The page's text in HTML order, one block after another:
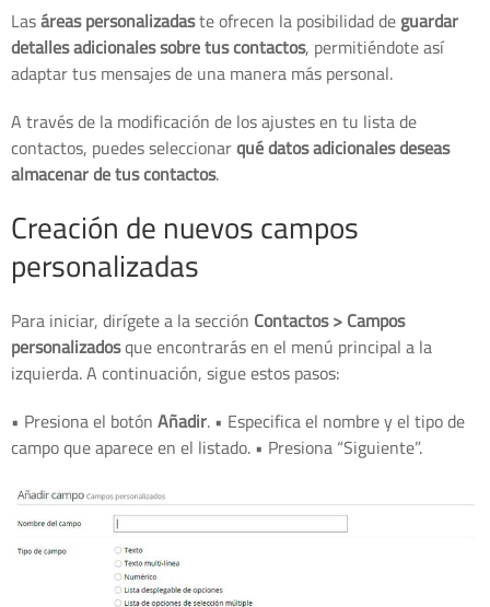
Lasáreas personalizadaste ofrecen la posibilidad deguardar
detalles adicionales sobre tus contactos, permitiéndote así
adaptar tus mensajes de una manera más personal.
A través de la modificación de los ajustes en tu lista de
contactos, puedes seleccionarqué datos adicionales deseas
almacenar de tus contactos.
Creación de nuevos campos
personalizadas
Para iniciar, dirígete a la sección Contactos > Campos
personalizadosque encontrarás en el menú principal a la
izquierda. A continuación, sigue estos pasos:
• Presiona el botónAñadir. • Especifica el nombre y el tipo de
campo que aparece en el listado. • Presiona “Siguiente”.